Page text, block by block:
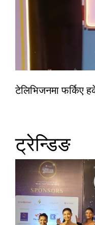
टेलिभिजनमा फर्किए
ट्रेन्डिङ